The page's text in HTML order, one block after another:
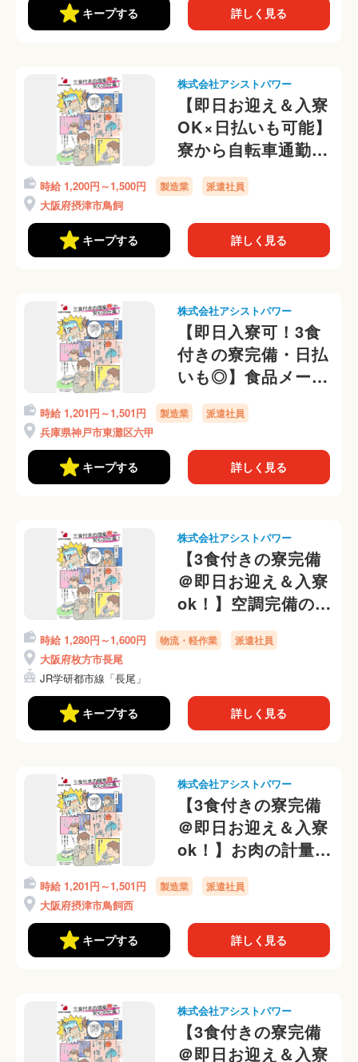
キープする 詳しく見る
株式会社アシストパワー
【即日お迎え＆入寮
OK×日払いも可能】
寮から自転車通勤
OK◎食品工場内の
軽作業 ☆日勤専属☆
着率◎
時給 1,200円～1,500円 製造業 派遣社員
大阪府摂津市鳥飼
キープする 詳しく見る
株式会社アシストパワー
【即日入寮可！3食
付きの寮完備・日払
いも◎】食品メーカ
ー工場での製造作業
＠送迎あり♪
時給 1,201円～1,501円 製造業 派遣社員
兵庫県神戸市東灘区六甲
キープする 詳しく見る
株式会社アシストパワー
【3食付きの寮完備
＠即日お迎え＆入寮
ok！】空調完備の屋
内でかんたん梱包作
業 勤務初日から日
時給 1,280円～1,600円 物流・軽作業 派遣社員
大阪府枚方市長尾
JR学研都市線「長尾」
キープする 詳しく見る
株式会社アシストパワー
【3食付きの寮完備
＠即日お迎え＆入寮
ok！】お肉の計量、
仕分けの軽作業！選
べる勤務時間帯＠
時給 1,201円～1,501円 製造業 派遣社員
大阪府摂津市鳥飼西
キープする 詳しく見る
株式会社アシストパワー
【3食付きの寮完備
＠即日お迎え＆入寮